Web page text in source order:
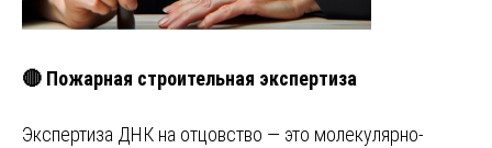
🔴 Пожарная строительная экспертиза
Экспертиза ДНК на отцовство — это молекулярно-